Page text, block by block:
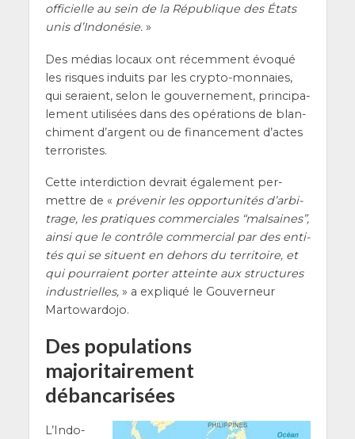
offi­cielle au sein de la Répu­blique des États
unis d’In­do­né­sie.»
Des médias locaux ont récem­ment évo­qué
les risques induits par les cryp­to-mon­naies,
qui seraient, selon le gou­ver­ne­ment, prin­ci­pa­
le­ment uti­li­sées dans des opé­ra­tions de blan­
chi­ment d’argent ou de finan­ce­ment d’actes
terroristes.
Cette inter­dic­tion devrait éga­le­ment per­
mettre de « pré­ve­nir les oppor­tu­ni­tés d’ar­bi­
trage, les pra­tiques com­mer­ciales “mal­saines”,
ain­si que le contrôle com­mer­cial par des enti­
tés qui se situent en dehors du ter­ri­toire, et
qui pour­raient por­ter atteinte aux struc­tures
indus­trielles,» a expli­qué le Gou­ver­neur
Martowardojo.
Des populations
majoritairement
débancarisées
L’In­do­